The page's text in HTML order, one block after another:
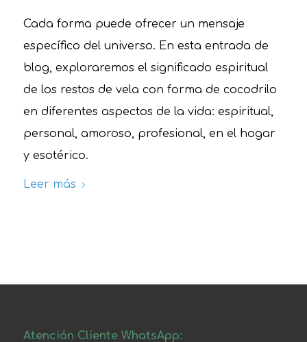
Cada forma puede ofrecer un mensaje
específico del universo. En esta entrada de
blog, exploraremos el significado espiritual
de los restos de vela con forma de cocodrilo
en diferentes aspectos de la vida: espiritual,
personal, amoroso, profesional, en el hogar
y esotérico.
Leer más
Atención Cliente WhatsApp: